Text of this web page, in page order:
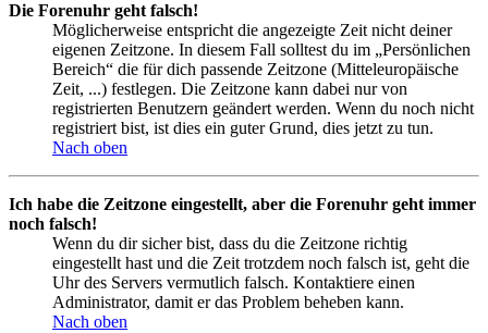
Die Forenuhr geht falsch!
Möglicherweise entspricht die angezeigte Zeit nicht deiner
eigenen Zeitzone. In diesem Fall solltest du im „Persönlichen
Bereich“ die für dich passende Zeitzone (Mitteleuropäische
Zeit, ...) festlegen. Die Zeitzone kann dabei nur von
registrierten Benutzern geändert werden. Wenn du noch nicht
registriert bist, ist dies ein guter Grund, dies jetzt zu tun.
Nach oben
Ich habe die Zeitzone eingestellt, aber die Forenuhr geht immer
noch falsch!
Wenn du dir sicher bist, dass du die Zeitzone richtig
eingestellt hast und die Zeit trotzdem noch falsch ist, geht die
Uhr des Servers vermutlich falsch. Kontaktiere einen
Administrator, damit er das Problem beheben kann.
Nach oben